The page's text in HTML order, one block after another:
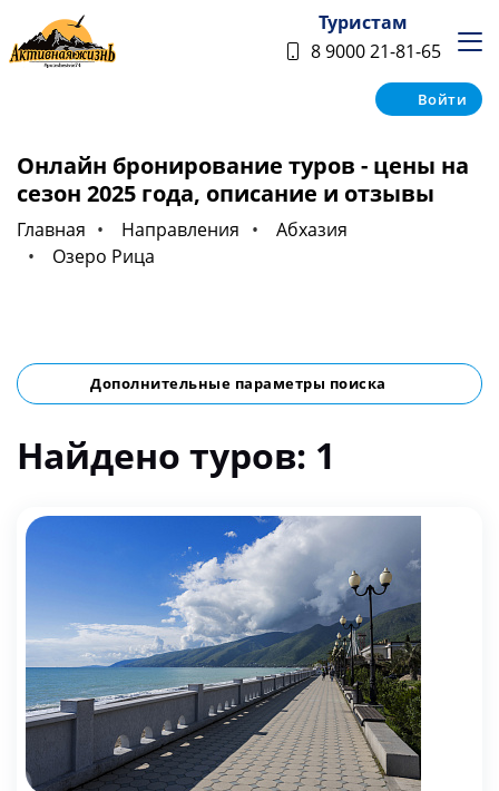
Туристам
8 9000 21-81-65
Войти
Онлайн бронирование туров - цены на
сезон 2025 года, описание и отзывы
Главная Направления
Абхазия
Озеро Рица
Дополнительные параметры поиска
Найдено туров: 1